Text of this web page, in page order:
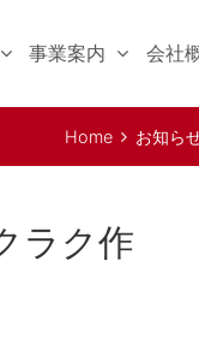
事業案内 会社
Home お知ら
ラク作